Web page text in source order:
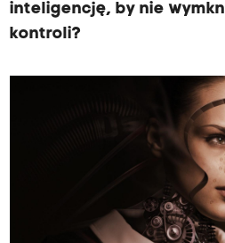
inteligencję, by nie
kontroli?